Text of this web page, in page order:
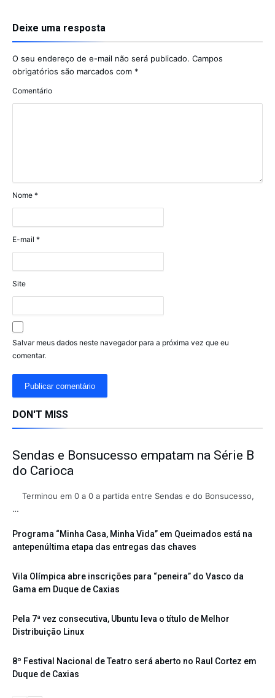
Deixe uma resposta
O seu endereço de e-mail não será publicado. Campos
obrigatórios são marcados com *
Comentário
Nome *
E-mail *
Site
Salvar meus dados neste navegador para a próxima vez que eu
comentar.
DON'T MISS
Sendas e Bonsucesso empatam na Série B
do Carioca
Terminou em 0 a 0 a partida entre Sendas e do Bonsucesso,
…
Programa “Minha Casa, Minha Vida” em Queimados está na
antepenúltima etapa das entregas das chaves
Vila Olímpica abre inscrições para “peneira” do Vasco da
Gama em Duque de Caxias
Pela 7ª vez consecutiva, Ubuntu leva o título de Melhor
Distribuição Linux
8º Festival Nacional de Teatro será aberto no Raul Cortez em
Duque de Caxias